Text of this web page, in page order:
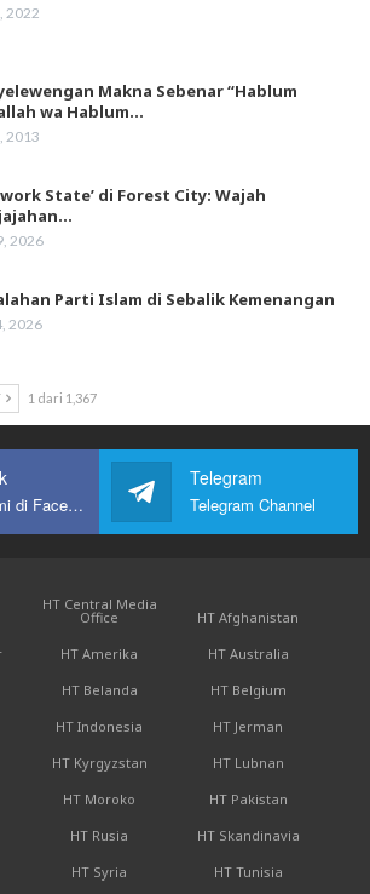
2022
Makna Sebenar “Hablum
wa Hablum…
2013
State’ di Forest City: Wajah
2026
Parti Islam di Sebalik Kemenangan
2026
1 dari 1,367
Sertai kami di Facebook
Telegram
Telegram Channel
HT Central Media
Office
HT Afghanistan
HT Amerika
HT Australia
HT Belanda
HT Belgium
HT Indonesia
HT Jerman
HT Kyrgyzstan
HT Lubnan
HT Moroko
HT Pakistan
HT Rusia
HT Skandinavia
HT Syria HT Tunisia